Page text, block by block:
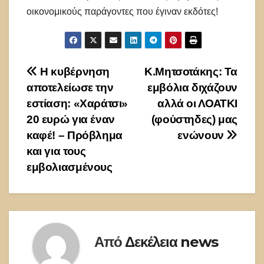
οικονομικούς παράγοντες που έγιναν εκδότες!
Πλοήγηση
άρθρων
Κ.Μητσοτάκης: Τα
εμβόλια διχάζουν
αλλά οι ΛΟΑΤΚΙ
(φούστηδες) μας
ενώνουν
Η κυβέρνηση
αποτελείωσε την
εστίαση: «Χαράτσι»
20 ευρώ για έναν
καφέ! – Πρόβλημα
και για τους
εμβολιασμένους
Από Δεκέλεια news